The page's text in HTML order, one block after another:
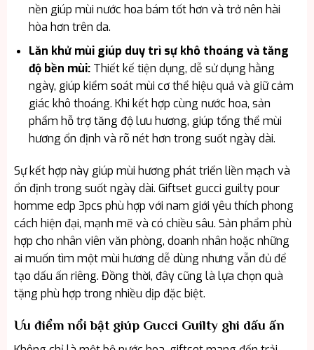
nền giúp mùi nước hoa bám tốt hơn và trở nên hài
hòa hơn trên da.
Lăn khử mùi giúp duy trì sự khô thoáng và tăng
độ bền mùi:Thiết kế tiện dụng, dễ sử dụng hằng
ngày, giúp kiểm soát mùi cơ thể hiệu quả và giữ cảm
giác khô thoáng. Khi kết hợp cùng nước hoa, sản
phẩm hỗ trợ tăng độ lưu hương, giúp tổng thể mùi
hương ổn định và rõ nét hơn trong suốt ngày dài.
Sự kết hợp này giúp mùi hương phát triển liền mạch và
ổn định trong suốt ngày dài. Giftset gucci guilty pour
homme edp 3pcs phù hợp với nam giới yêu thích phong
cách hiện đại, mạnh mẽ và có chiều sâu. Sản phẩm phù
hợp cho nhân viên văn phòng, doanh nhân hoặc những
ai muốn tìm một mùi hương dễ dùng nhưng vẫn đủ để
tạo dấu ấn riêng. Đồng thời, đây cũng là lựa chọn quà
tặng phù hợp trong nhiều dịp đặc biệt.
Ưu điểm nổi bật giúp Gucci Guilty ghi dấu ấn